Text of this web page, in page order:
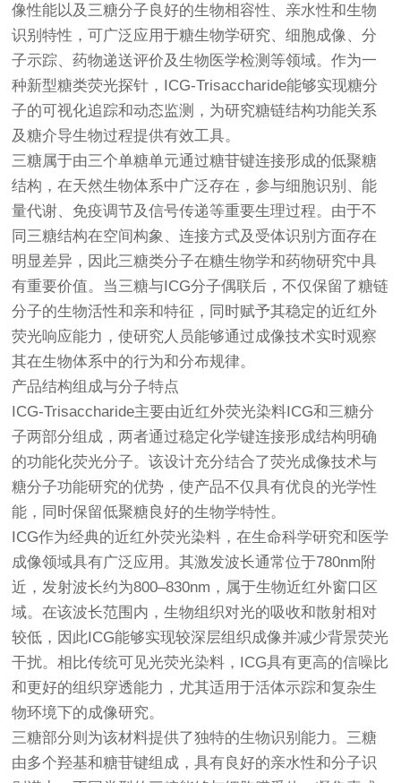
像性能以及三糖分子良好的生物相容性、亲水性和生物
识别特性，可广泛应用于糖生物学研究、细胞成像、分
子示踪、药物递送评价及生物医学检测等领域。作为一
种新型糖类荧光探针，ICG-Trisaccharide能够实现糖分
子的可视化追踪和动态监测，为研究糖链结构功能关系
及糖介导生物过程提供有效工具。
三糖属于由三个单糖单元通过糖苷键连接形成的低聚糖
结构，在天然生物体系中广泛存在，参与细胞识别、能
量代谢、免疫调节及信号传递等重要生理过程。由于不
同三糖结构在空间构象、连接方式及受体识别方面存在
明显差异，因此三糖类分子在糖生物学和药物研究中具
有重要价值。当三糖与ICG分子偶联后，不仅保留了糖链
分子的生物活性和亲和特征，同时赋予其稳定的近红外
荧光响应能力，使研究人员能够通过成像技术实时观察
其在生物体系中的行为和分布规律。
产品结构组成与分子特点
ICG-Trisaccharide主要由近红外荧光染料ICG和三糖分
子两部分组成，两者通过稳定化学键连接形成结构明确
的功能化荧光分子。该设计充分结合了荧光成像技术与
糖分子功能研究的优势，使产品不仅具有优良的光学性
能，同时保留低聚糖良好的生物学特性。
ICG作为经典的近红外荧光染料，在生命科学研究和医学
成像领域具有广泛应用。其激发波长通常位于780nm附
近，发射波长约为800–830nm，属于生物近红外窗口区
域。在该波长范围内，生物组织对光的吸收和散射相对
较低，因此ICG能够实现较深层组织成像并减少背景荧光
干扰。相比传统可见光荧光染料，ICG具有更高的信噪比
和更好的组织穿透能力，尤其适用于活体示踪和复杂生
物环境下的成像研究。
三糖部分则为该材料提供了独特的生物识别能力。三糖
由多个羟基和糖苷键组成，具有良好的亲水性和分子识